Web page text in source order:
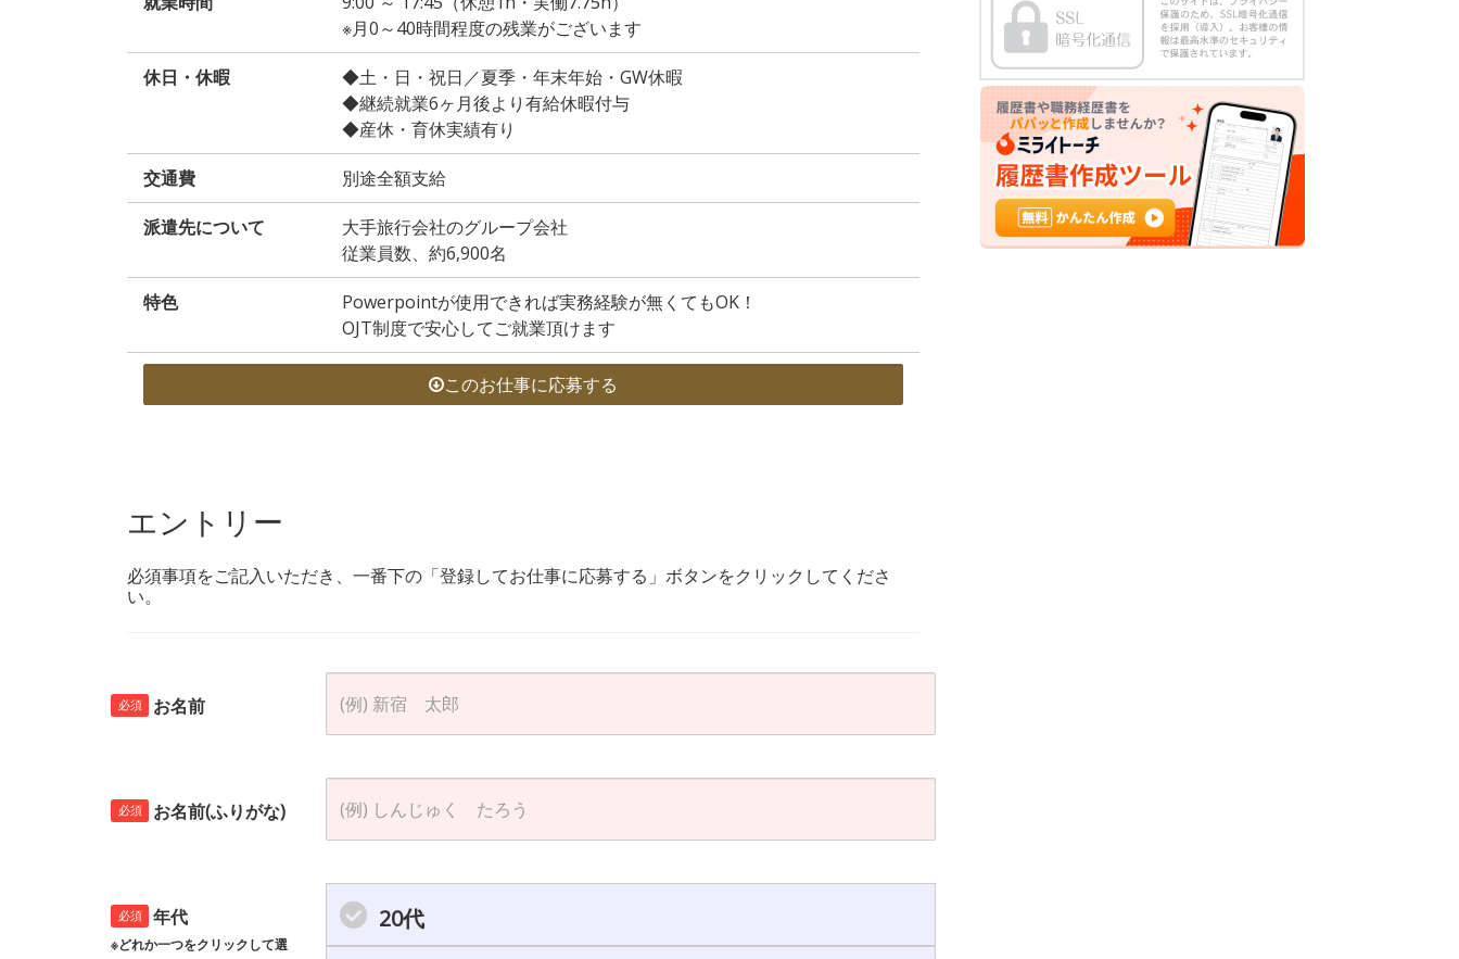
※月0～40時間程度の残業がございます
休日・休暇
◆土・日・祝日／夏季・年末年始・GW休暇
◆継続就業6ヶ月後より有給休暇付与
◆産休・育休実績有り
交通費 別途全額支給
派遣先について
大手旅行会社のグループ会社
従業員数、約6,900名
特色
Powerpointが使用できれば実務経験が無くてもOK！
OJT制度で安心してご就業頂けます
このお仕事に応募する
エントリー
必須事項をご記入いただき、一番下の「登録してお仕事に応募する」ボタンをクリックしてくださ
い。
必須 お名前
必須 お名前(ふりがな)
必須 年代
※どれか一つをクリックして選
20代